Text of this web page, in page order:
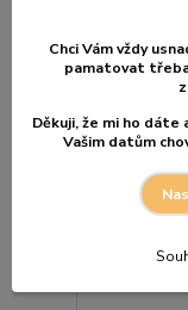
Chci Vám vždy
pamatovat
Děkuji, že mi ho
Vašim datům